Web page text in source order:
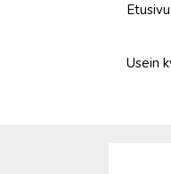
Etusivu
Usein